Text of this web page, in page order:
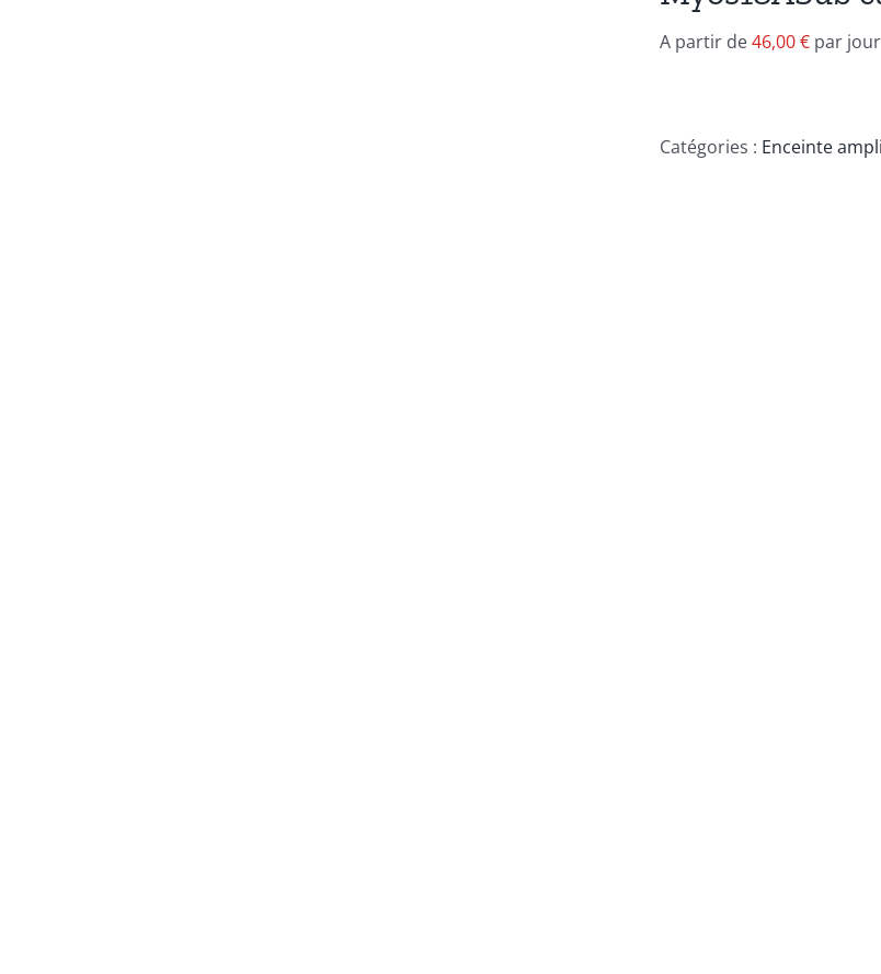
A partir de46,00€ par jour
Catégories : Enceinte